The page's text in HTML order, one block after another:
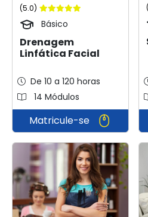
(5.0)
Básico
Drenagem
Linfática Facial
De 10 a 120 horas
14 Módulos
Matricule-se